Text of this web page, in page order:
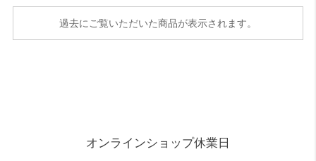
過去にご覧いただいた商品が表示されます。
オンラインショップ休業日